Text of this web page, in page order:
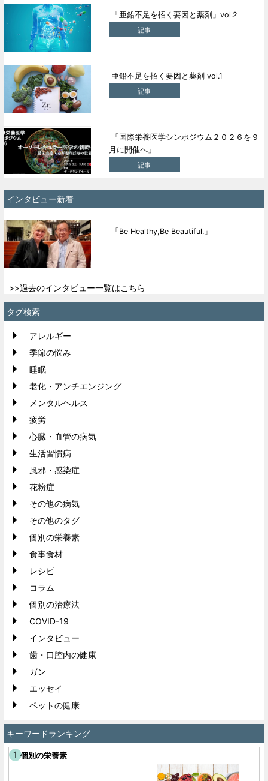
「亜鉛不足を招く要因と薬剤」vol.2
記事
亜鉛不足を招く要因と薬剤 vol.1
記事
「国際栄養医学シンポジウム２０２６を９
月に開催へ」
記事
インタビュー新着
「Be Healthy,Be Beautiful.」
>>過去のインタビュー一覧はこちら
タグ検索
アレルギー
季節の悩み
睡眠
老化・アンチエンジング
メンタルヘルス
疲労
心臓・血管の病気
生活習慣病
風邪・感染症
花粉症
その他の病気
その他のタグ
個別の栄養素
食事食材
レシピ
コラム
個別の治療法
COVID-19
インタビュー
歯・口腔内の健康
ガン
エッセイ
ペットの健康
キーワードランキング
個別の栄養素